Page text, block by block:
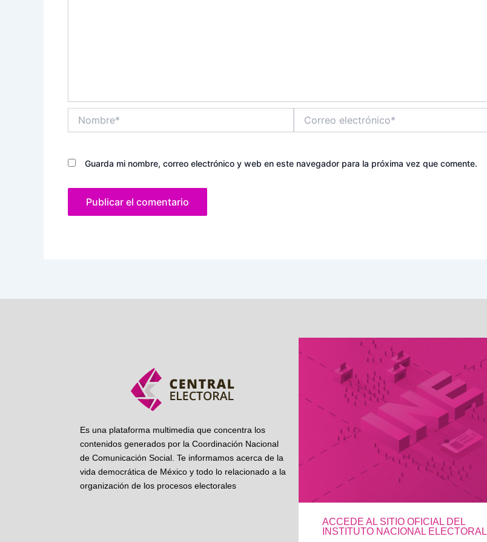
electrónico*
Guarda mi nombre, correo electrónico y web en este navegador para la próxima vez que comente.
Es una plataforma multimedia que concentra los
contenidos generados por la Coordinación Nacional
de Comunicación Social. Te informamos acerca de la
vida democrática de México y todo lo relacionado a la
organización de los procesos electorales
ACCEDE AL SITIO OFICIAL DEL
INSTITUTO NACIONAL ELECTORAL